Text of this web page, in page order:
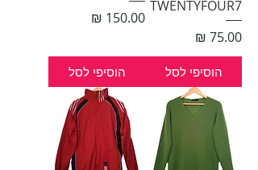
TWENTYFOUR7
מחיר
הוסיפי לסל
מחיר
הוסיפי לסל